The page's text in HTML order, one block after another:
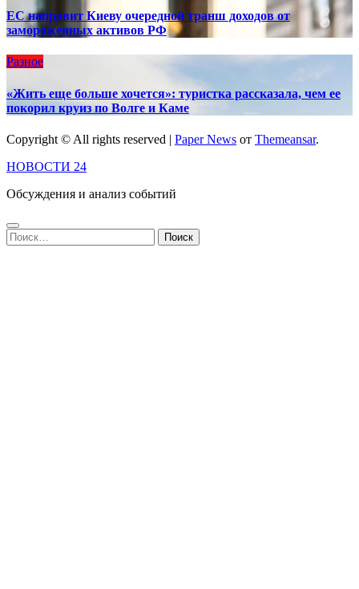
ЕС направит Киеву очередной транш доходов от
замороженных активов РФ
Разное
«Жить еще больше хочется»: туристка рассказала, чем ее
покорил круиз по Волге и Каме
Copyright © All rights reserved | Paper News от Themeansar.
НОВОСТИ 24
Обсуждения и анализ событий
Найти: